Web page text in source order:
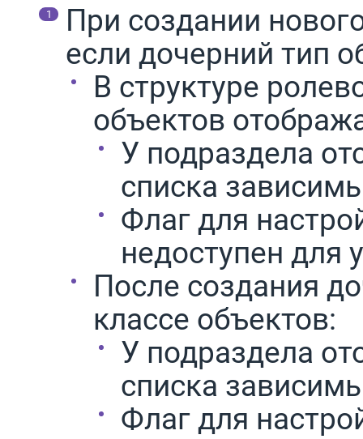
При создании
если дочерний тип
В структуре
объектов
У подраздела
списка
Флаг для
недоступен для
После создания
классе объектов:
У подраздела
списка
Флаг для